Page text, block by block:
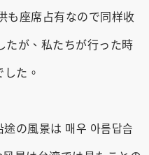
も座席占有なので同样收
たが、私たちが行った時
た。
の風景は 매우 아름답습